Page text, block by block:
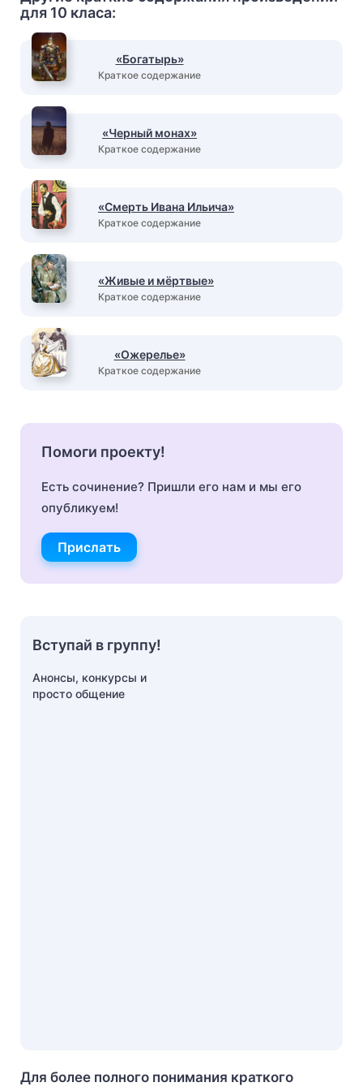
Для более полного понимания краткого
для 10 класа:
«Богатырь»
Краткое содержание
«Черный монах»
Краткое содержание
«Смерть Ивана Ильича»
Краткое содержание
«Живые и мёртвые»
Краткое содержание
«Ожерелье»
Краткое содержание
Помоги проекту!
Есть сочинение? Пришли его нам и мы его
опубликуем!
Прислать
Вступай в группу!
Анонсы, конкурсы и
просто общение